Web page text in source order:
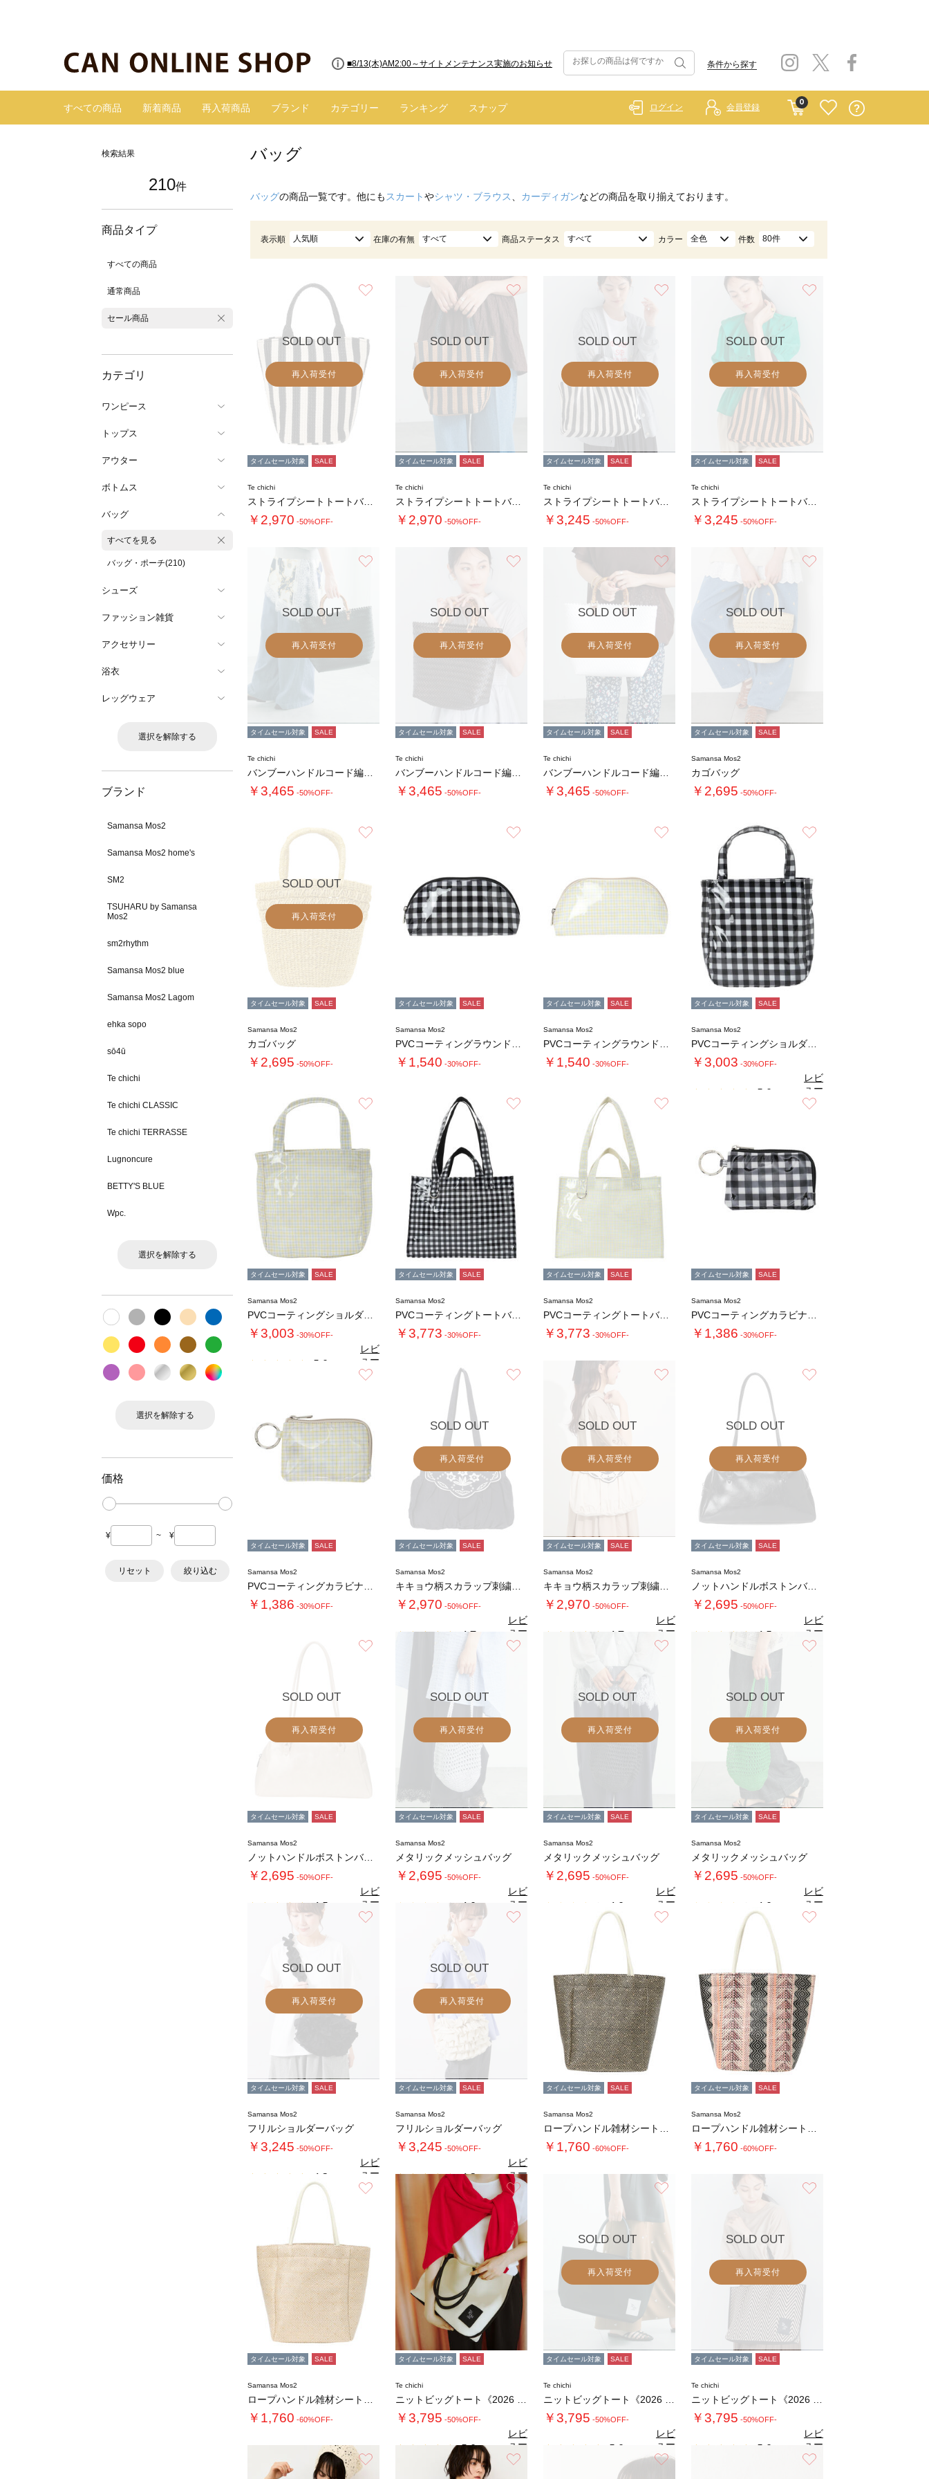
■8/13(木)AM2:00～サイトメンテナンス実施のお知らせ
■【お知らせ】ヤマト運輸の配送遅延・停止について 条件から探す
すべての商品 新着商品 再入荷商品 ブランド カテゴリー ランキング スナップ
0
ログイン 会員登録
検索結果
210件
商品タイプ
すべての商品
通常商品
セール商品
カテゴリ
ワンピース
トップス
アウター
ボトムス
バッグ
すべてを見る
バッグ・ポーチ(210)
シューズ
ファッション雑貨
アクセサリー
浴衣
レッグウェア
選択を解除する
ブランド
Samansa Mos2
Samansa Mos2 home's
SM2
TSUHARU by Samansa
Mos2
sm2rhythm
Samansa Mos2 blue
Samansa Mos2 Lagom
ehka sopo
sō4ū
Te chichi
Te chichi CLASSIC
Te chichi TERRASSE
Lugnoncure
BETTY'S BLUE
Wpc.
選択を解除する
選択を解除する
価格
¥ ~ ¥
リセット 絞り込む
バッグ
バッグの商品一覧です。他にも スカートやシャツ・ブラウス カーディガンなどの商品を取り揃えております。
表示順 人気順 在庫の有無 すべて 商品ステータス すべて カラー 全色 件数 80件
SOLD OUT
再入荷受付
タイムセール対象 SALE
Te chichi
ストライプシートトートバッグ(小)
￥2,970 -50%OFF-
SOLD OUT
再入荷受付
タイムセール対象 SALE
Te chichi
ストライプシートトートバッグ(小)
￥2,970 -50%OFF-
SOLD OUT
再入荷受付
タイムセール対象 SALE
Te chichi
ストライプシートトートバッグ(大)
￥3,245 -50%OFF-
SOLD OUT
再入荷受付
タイムセール対象 SALE
Te chichi
ストライプシートトートバッグ(大)
￥3,245 -50%OFF-
SOLD OUT
再入荷受付
タイムセール対象 SALE
Te chichi
￥3,465 -50%OFF-
SOLD OUT
再入荷受付
タイムセール対象 SALE
Te chichi
￥3,465 -50%OFF-
SOLD OUT
再入荷受付
タイムセール対象 SALE
Te chichi
￥3,465 -50%OFF-
SOLD OUT
再入荷受付
タイムセール対象 SALE
Samansa Mos2
カゴバッグ
￥2,695 -50%OFF-
SOLD OUT
再入荷受付
タイムセール対象 SALE
Samansa Mos2
カゴバッグ
￥2,695 -50%OFF-
タイムセール対象 SALE
Samansa Mos2
￥1,540 -30%OFF-
タイムセール対象 SALE
Samansa Mos2
￥1,540 -30%OFF-
タイムセール対象 SALE
Samansa Mos2
￥3,003 -30%OFF-
5.0
レビ
ュー
を見
る
タイムセール対象 SALE
Samansa Mos2
￥3,003 -30%OFF-
5.0
レビ
ュー
を見
る
タイムセール対象 SALE
Samansa Mos2
PVCコーティングトートバッグ
￥3,773 -30%OFF-
タイムセール対象 SALE
Samansa Mos2
PVCコーティングトートバッグ
￥3,773 -30%OFF-
タイムセール対象 SALE
Samansa Mos2
￥1,386 -30%OFF-
タイムセール対象 SALE
Samansa Mos2
￥1,386 -30%OFF-
SOLD OUT
再入荷受付
タイムセール対象 SALE
Samansa Mos2
￥2,970 -50%OFF-
4.7
レビ
ュー
を見
る
SOLD OUT
再入荷受付
タイムセール対象 SALE
Samansa Mos2
￥2,970 -50%OFF-
4.7 （3）
レビ
ュー
を見
る
SOLD OUT
再入荷受付
タイムセール対象 SALE
Samansa Mos2
ノットハンドルボストンバッグ
￥2,695 -50%OFF-
4.5
レビ
ュー
を見
る
SOLD OUT
再入荷受付
タイムセール対象 SALE
Samansa Mos2
ノットハンドルボストンバッグ
￥2,695 -50%OFF-
4.5
レビ
ュー
を見
る
SOLD OUT
再入荷受付
タイムセール対象 SALE
Samansa Mos2
メタリックメッシュバッグ
￥2,695 -50%OFF-
4.0（2）
レビ
ュー
を見
る
SOLD OUT
再入荷受付
タイムセール対象 SALE
Samansa Mos2
メタリックメッシュバッグ
￥2,695 -50%OFF-
4.0
レビ
ュー
を見
る
SOLD OUT
再入荷受付
タイムセール対象 SALE
Samansa Mos2
メタリックメッシュバッグ
￥2,695 -50%OFF-
4.0
レビ
ュー
を見
る
SOLD OUT
再入荷受付
タイムセール対象 SALE
Samansa Mos2
フリルショルダーバッグ
￥3,245 -50%OFF-
4.3
レビ
ュー
を見
る
SOLD OUT
再入荷受付
タイムセール対象 SALE
Samansa Mos2
フリルショルダーバッグ
￥3,245 -50%OFF-
4.3（4）
レビ
ュー
を見
る
タイムセール対象 SALE
Samansa Mos2
￥1,760 -60%OFF-
タイムセール対象 SALE
Samansa Mos2
￥1,760 -60%OFF-
タイムセール対象 SALE
Samansa Mos2
￥1,760 -60%OFF-
お気に入り
タイムセール対象 SALE
Te chichi
￥3,795 -50%OFF-
5.0（1）
レビ
ュー
を見
る
SOLD OUT
再入荷受付
タイムセール対象 SALE
Te chichi
￥3,795 -50%OFF-
5.0
レビ
ュー
を見
る
SOLD OUT
再入荷受付
タイムセール対象 SALE
Te chichi
￥3,795 -50%OFF-
5.0
レビ
ュー
を見
る